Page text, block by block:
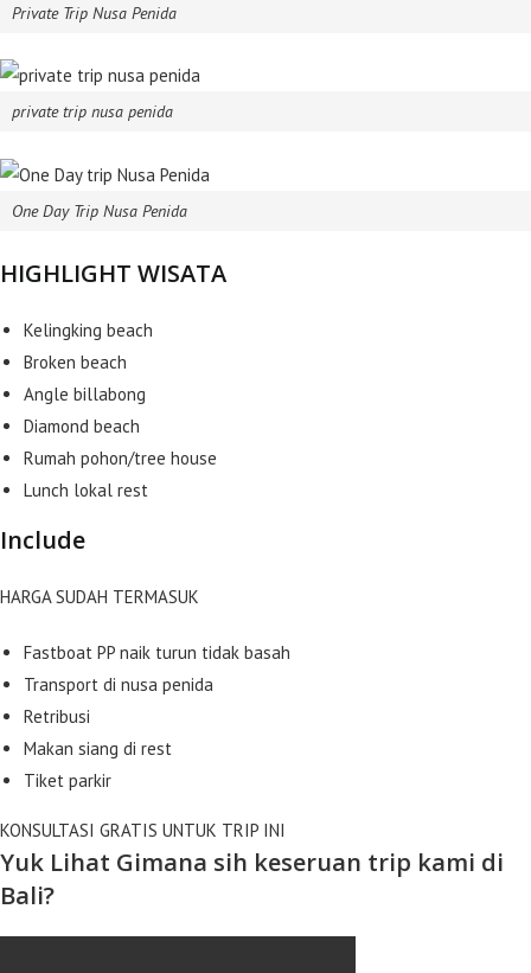
Private Trip Nusa Penida
private trip nusa penida
One Day Trip Nusa Penida
HIGHLIGHT WISATA
Kelingking beach
Broken beach
Angle billabong
Diamond beach
Rumah pohon/tree house
Lunch lokal rest
Include
HARGA SUDAH TERMASUK
Fastboat PP naik turun tidak basah
Transport di nusa penida
Retribusi
Makan siang di rest
Tiket parkir
KONSULTASI GRATIS UNTUK TRIP INI
Yuk Lihat Gimana sih keseruan trip kami di
Bali?